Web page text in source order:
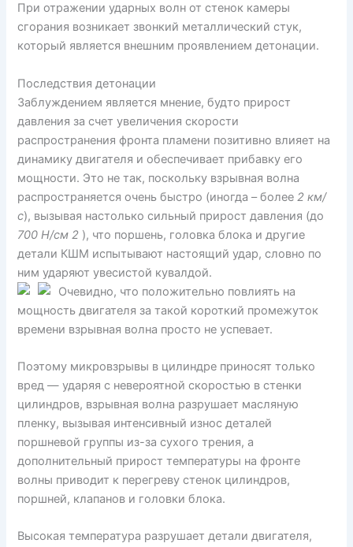
При отражении ударных волн от стенок камеры
сгорания возникает звонкий металлический стук,
который является внешним проявлением детонации.
Последствия детонации
Заблуждением является мнение, будто прирост
давления за счет увеличения скорости
распространения фронта пламени позитивно влияет на
динамику двигателя и обеспечивает прибавку его
мощности. Это не так, поскольку взрывная волна
распространяется очень быстро (иногда – более2 км/
с), вызывая настолько сильный прирост давления (до
700 Н/см 2 ), что поршень, головка блока и другие
детали КШМ испытывают настоящий удар, словно по
ним ударяют увесистой кувалдой.
Очевидно, что положительно повлиять на
мощность двигателя за такой короткий промежуток
времени взрывная волна просто не успевает.
Поэтому микровзрывы в цилиндре приносят только
вред — ударяя с невероятной скоростью в стенки
цилиндров, взрывная волна разрушает масляную
пленку, вызывая интенсивный износ деталей
поршневой группы из-за сухого трения, а
дополнительный прирост температуры на фронте
волны приводит к перегреву стенок цилиндров,
поршней, клапанов и головки блока.
Высокая температура разрушает детали двигателя,